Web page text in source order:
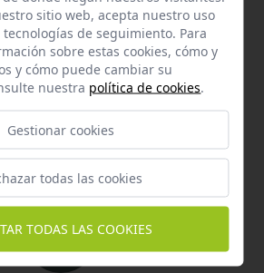
con nosotros vía email
sitio web, acepta nuestro uso
tecnologías de seguimiento. Para
sobre estas cookies, cómo y
y cómo puede cambiar su
nuestra política de cookies.
Gestionar cookies
todas las cookies
TODAS LAS COOKIES